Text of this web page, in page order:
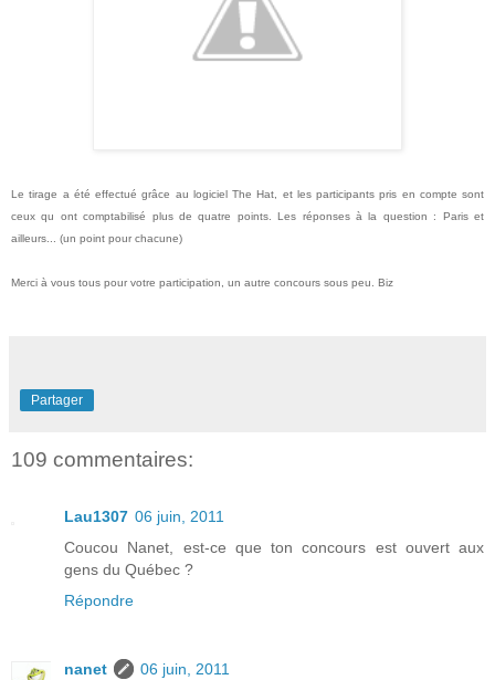
Le tirage a été effectué grâce au logiciel The Hat, et les participants pris en compte sont
ceux qu ont comptabilisé plus de quatre points. Les réponses à la question : Paris et
ailleurs... (un point pour chacune)
Merci à vous tous pour votre participation, un autre concours sous peu. Biz
Partager
109 commentaires:
Lau1307 06 juin, 2011
Coucou Nanet, est-ce que ton concours est ouvert aux
gens du Québec ?
Répondre
nanet
06 juin, 2011